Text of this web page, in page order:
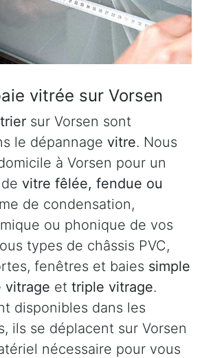
vitrée sur Vorsen
sur Vorsen sont
le dépannage vitre. Nous
à Vorsen pour un
vitre fêlée, fendue ou
de condensation,
ou phonique de vos
types de châssis PVC,
fenêtres et baies simple
vitrage et triple vitrage.
disponibles dans les
ils se déplacent sur Vorsen
nécessaire pour vous